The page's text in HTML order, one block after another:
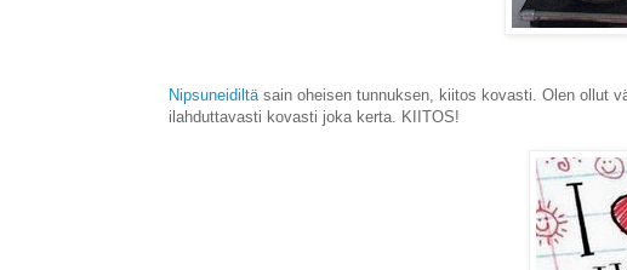
Nipsuneidiltäsain oheisen tunnuksen, kiitos kovasti. Olen ollut
ilahduttavasti kovasti joka kerta. KIITOS!